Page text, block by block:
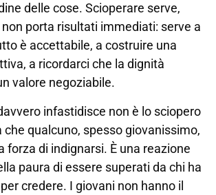
delle cose. Scioperare serve,
porta risultati immediati: serve a
è accettabile, a costruire una
a ricordarci che la dignità
valore negoziabile.
infastidisce non è lo sciopero
che qualcuno, spesso giovanissimo,
forza di indignarsi. È una reazione
paura di essere superati da chi ha
credere. I giovani non hanno il